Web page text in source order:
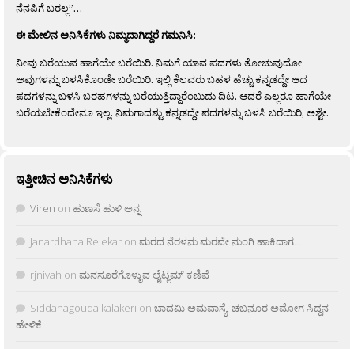
ನೆನಪಿಗೆ ಬರಲ್ಲ”…
ಈ ಮೇಲಿನ ಅನಿಸಿಕೆಗಳು ನಿಮ್ಮದಾಗಿದ್ದರೆ ಗಮನಿಸಿ:
ನೀವು ಬರೆಯುವ ಹಾಗೆಯೇ ಬರೆಯಿರಿ. ನಿಮಗೆ ಯಾವ ಪದಗಳು ತೋಚುವುದೋ
ಅವುಗಳನ್ನು ಬಳಸಿಕೊಂಡೇ ಬರೆಯಿರಿ. ಇಲ್ಲಿ ಕೆಲವರು ಬಹಳ ಹೆಚ್ಚು ಕನ್ನಡದ್ದೇ ಆದ
ಪದಗಳನ್ನು ಬಳಸಿ ಬರಹಗಳನ್ನು ಬರೆಯುತ್ತಿದ್ದಾರೆಂಬುದು ದಿಟ. ಆದರೆ ಎಲ್ಲರೂ ಹಾಗೆಯೇ
ಬರೆಯಬೇಕೆಂದೇನೂ ಇಲ್ಲ. ನಿಮಗಾದಶ್ಟು ಕನ್ನಡದ್ದೇ ಪದಗಳನ್ನು ಬಳಸಿ ಬರೆಯಿರಿ, ಅಶ್ಟೇ.
ಇತ್ತೀಚಿನ ಅನಿಸಿಕೆಗಳು
Viren on ಹುಣಸೆ ಹುಳಿ ಅನ್ನ
Janardhana Relekar on ಮರದ ನೆರಳನು ಮರವೇ ನುಂಗಿ ಹಾಕಿದಾಗ…
rjnivah on ಮನಸೂರೆಗೊಳ್ಳುವ ಲೈಟ್ಲಮ್ ಕಣಿವೆ
Siddanagouda kalakeri on ಬಾದಮಿ ಅಮವಾಸ್ಯೆ: ಚಬನೂರ ಅಮೋಗ ಸಿದ್ದನ
ಹೇಳಿಕೆ